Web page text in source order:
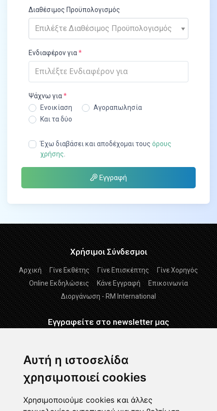
Αυτή η ιστοσελίδα
χρησιμοποιεί cookies
Χρησιμοποιούμε cookies και άλλες
Διαθέσιμος Προϋπολογισμός
Επιλέξτε Διαθέσιμος Προϋπολογισμός
Ενδιαφέρον για
Ψάχνω για
Ενοικίαση
Αγοραπωλησία
Και τα δύο
Έχω διαβάσει και αποδέχομαι τους όρους
χρήσης
Εγγραφή
Χρήσιμοι Σύνδεσμοι
Αρχική Γίνε Εκθέτης Γίνε Επισκέπτης
Γίνε Χορηγός
Online Εκδηλώσεις
Κάνε Εγγραφή
Επικοινωνία
Διοργάνωση - RM International
Εγγραφείτε στο newsletter μας
Διάβασα και αποδέχομαι τους Όρους Χρήσης